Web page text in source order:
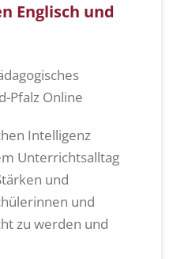
Englisch und
Pfalz Online
Intelligenz
Unterrichtsalltag
und
und
zu werden und